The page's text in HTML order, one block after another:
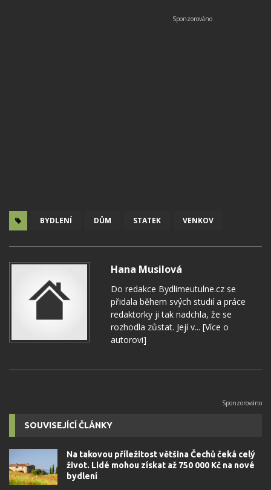
BYDLENÍ DŮM STATEK VENKOV
Hana Musilová
Do redakce Bydlimeutulne.cz se
přidala během svých studií a práce
redaktorky ji tak nadchla, že se
rozhodla zůstat. Její v... [Více o
autorovi]
SOUVISEJÍCÍ ČLÁNKY
Na takovou příležitost většina Čechů čeká celý
život. Lidé mohou získat až 750 000 Kč na nové
bydlení